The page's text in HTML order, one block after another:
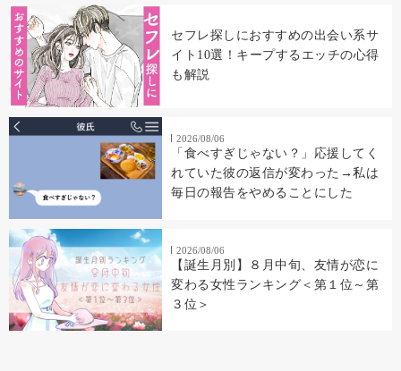
セフレ探しにおすすめの出会い系サ
イト10選！キープするエッチの心得
も解説
2026/08/06
「食べすぎじゃない？」応援してく
れていた彼の返信が変わった→私は
毎日の報告をやめることにした
2026/08/06
【誕生月別】８月中旬、友情が恋に
変わる女性ランキング＜第１位～第
３位＞